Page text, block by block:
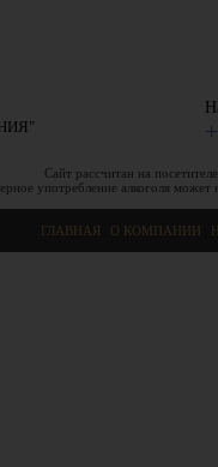
Сайт рассчитан на
употребление алкоголя
ГЛАВНАЯ О КОМПАНИИ